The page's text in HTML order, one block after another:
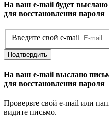
На ваш e-mail будет
для восстановления пароля
Введите свой e-mail
Подтвердить
На ваш e-mail выслано
для восстановления пароля
Проверьте свой e-mail или
видите письмо.